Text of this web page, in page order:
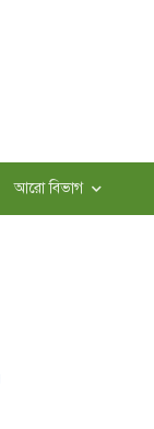
আরো বিভাগ